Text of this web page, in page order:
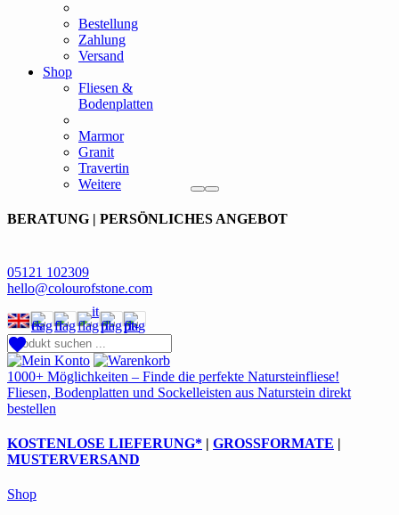
Bestellung
Zahlung
Versand
Shop
Fliesen &
Bodenplatten
Marmor
Granit
Travertin
Weitere
BERATUNG | PERSÖNLICHES ANGEBOT
05121 102309
hello@colourofstone.com
1000+ Möglichkeiten – Finde die perfekte Natursteinfliese!
Fliesen, Bodenplatten und Sockelleisten aus Naturstein direkt
bestellen
KOSTENLOSE LIEFERUNG* | GROSSFORMATE |
MUSTERVERSAND
Shop